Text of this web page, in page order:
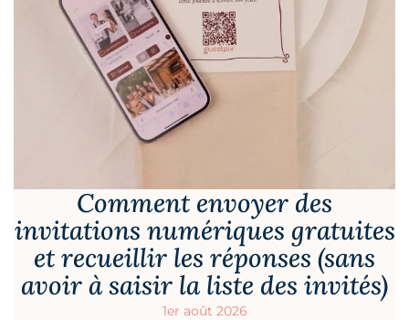
Comment envoyer des
invitations numériques gratuites
et recueillir les réponses (sans
avoir à saisir la liste des invités)
1er août 2026